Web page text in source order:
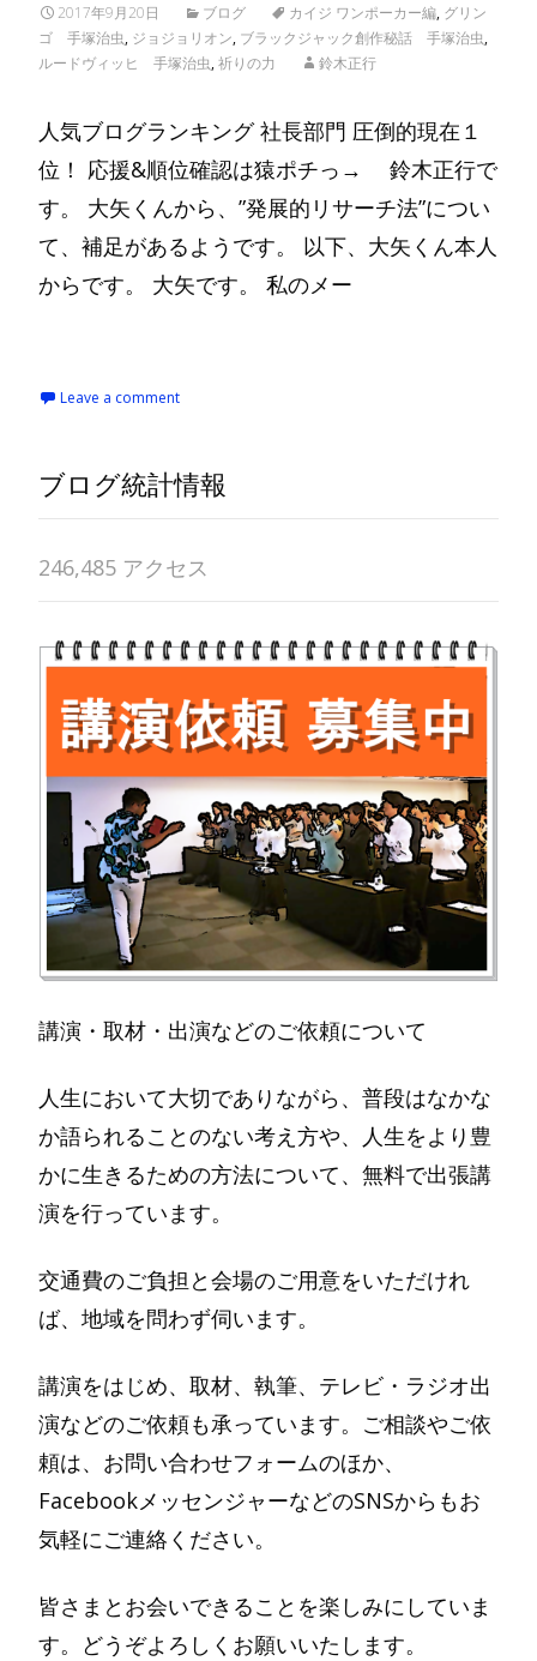
2017年9月20日 ブログ カイジ ワンポーカー編, グリン
ゴ 手塚治虫, ジョジョリオン, ブラックジャック創作秘話 手塚治虫,
ルードヴィッヒ 手塚治虫,祈りの力 鈴木正行
人気ブログランキング 社長部門 圧倒的現在１
位！ 応援&順位確認は猿ポチっ→ 鈴木正行で
す。 大矢くんから、”発展的リサーチ法”につい
て、補足があるようです。 以下、大矢くん本人
からです。 大矢です。 私のメー
Leave a comment
ブログ統計情報
246,485 アクセス
講演・取材・出演などのご依頼について
人生において大切でありながら、普段はなかな
か語られることのない考え方や、人生をより豊
かに生きるための方法について、無料で出張講
演を行っています。
交通費のご負担と会場のご用意をいただけれ
ば、地域を問わず伺います。
講演をはじめ、取材、執筆、テレビ・ラジオ出
演などのご依頼も承っています。ご相談やご依
頼は、お問い合わせフォームのほか、
FacebookメッセンジャーなどのSNSからもお
気軽にご連絡ください。
皆さまとお会いできることを楽しみにしていま
す。どうぞよろしくお願いいたします。